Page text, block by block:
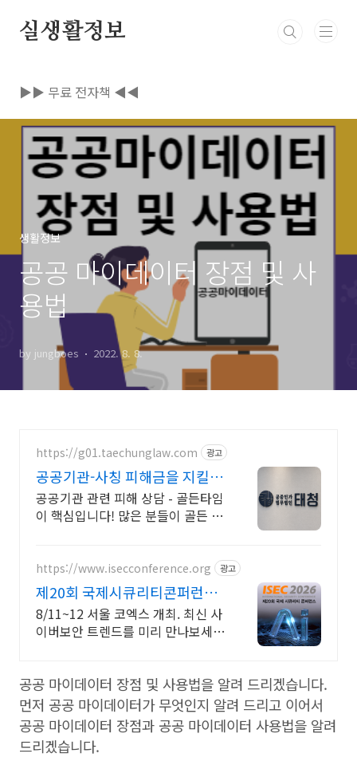
실생활정보
▶▶ 무료 전자책 ◀◀
생활정보
공공 마이데이터 장점 및 사
용법
by jungboes 2022. 8. 8.
https://g01.taechunglaw.com 광고
공공기관-사칭 피해금을 지킬
마지막 기회
공공기관 관련 피해 상담 - 골든타임
이 핵심입니다! 많은 분들이 골든 타
https://www.isecconference.org 광고
제20회 국제시큐리티콘퍼런스
ISEC 2026
8/11~12 서울 코엑스 개최. 최신 사
이버보안 트렌드를 미리 만나보세
공공 마이데이터 장점 및 사용법을 알려 드리겠습니다.
먼저 공공 마이데이터가 무엇인지 알려 드리고 이어서
공공 마이데이터 장점과 공공 마이데이터 사용법을 알려
드리겠습니다.